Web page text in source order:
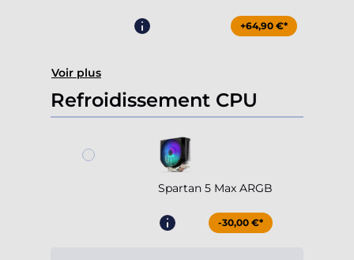
+64,90 €*
Voir plus
Refroidissement CPU
Spartan 5 Max ARGB
-30,00 €*